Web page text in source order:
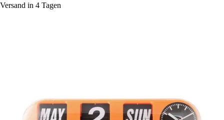
Versand in 4 Tagen